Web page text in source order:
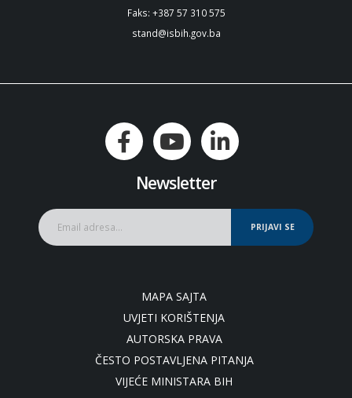
Faks: +387 57 310 575
stand@isbih.gov.ba
Newsletter
PRIJAVI SE
MAPA SAJTA
UVJETI KORIŠTENJA
AUTORSKA PRAVA
ČESTO POSTAVLJENA PITANJA
VIJEĆE MINISTARA BIH